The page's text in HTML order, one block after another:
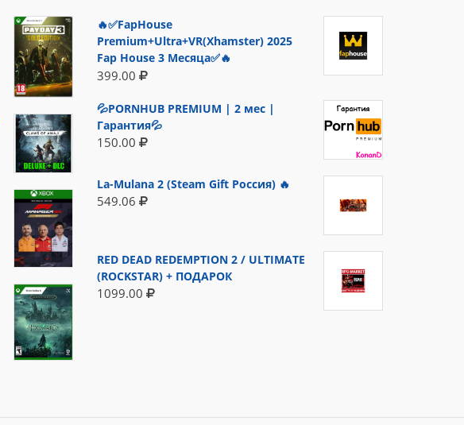
🔥✅FapHouse
Premium+Ultra+VR(Xhamster) 2025
Fap House 3 Месяца✅🔥
399.00
💦PORNHUB PREMIUM | 2 мес |
Гарантия💦
150.00
La-Mulana 2 (Steam Gift Россия) 🔥
549.06
RED DEAD REDEMPTION 2 / ULTIMATE
(ROCKSTAR) + ПОДАРОК
1099.00